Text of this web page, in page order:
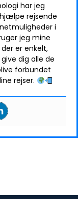
har jeg
rejsende
i
jeg mine
er enkelt,
dig alle de
forbundet
rejser.